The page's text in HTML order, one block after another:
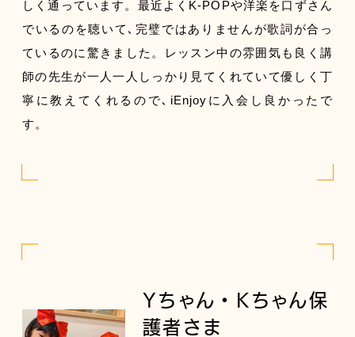
しく通っています。最近よくK-POPや洋楽を口ずさん
でいるのを聴いて､完璧ではありませんが歌詞が合っ
ているのに驚きました。レッスン中の雰囲気も良く講
師の先生が一人一人しっかり見てくれていて優しく丁
寧に教えてくれるので､iEnjoyに入会し良かったで
す。
Yちゃん・Kちゃん保
護者さま